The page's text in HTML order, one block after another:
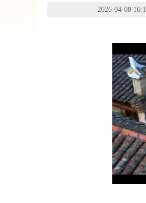
2026-04-08